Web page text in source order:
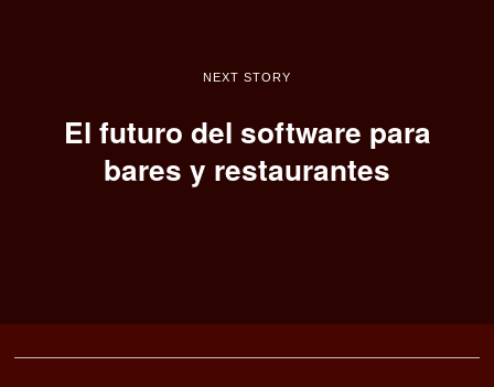
NEXT STORY
El futuro del software para
bares y restaurantes